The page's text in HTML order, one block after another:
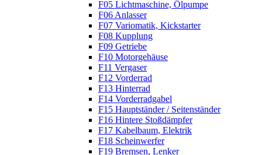
F05 Lichtmaschine, Ölpumpe
F06 Anlasser
F07 Variomatik, Kickstarter
F08 Kupplung
F09 Getriebe
F10 Motorgehäuse
F11 Vergaser
F12 Vorderrad
F13 Hinterrad
F14 Vorderradgabel
F15 Hauptständer / Seitenständer
F16 Hintere Stoßdämpfer
F17 Kabelbaum, Elektrik
F18 Scheinwerfer
F19 Bremsen, Lenker